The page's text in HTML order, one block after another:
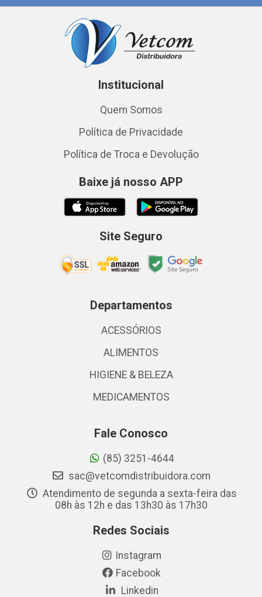
Institucional
Quem Somos
Política de Privacidade
Política de Troca e Devolução
Baixe já nosso APP
Site Seguro
Departamentos
ACESSÓRIOS
ALIMENTOS
HIGIENE & BELEZA
MEDICAMENTOS
Fale Conosco
(85) 3251-4644
sac@vetcomdistribuidora.com
Atendimento de segunda a sexta-feira das
08h às 12h e das 13h30 às 17h30
Redes Sociais
Instagram
Facebook
Linkedin